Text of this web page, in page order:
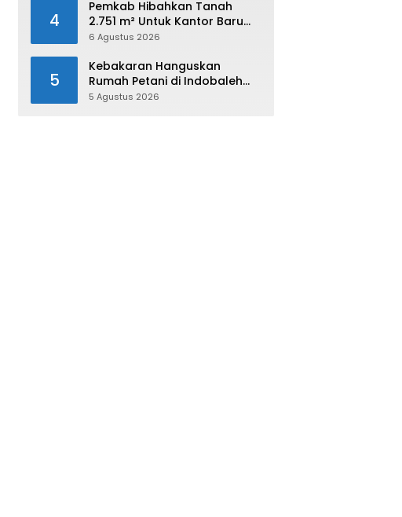
4
Pemkab Hibahkan Tanah
2.751 m² Untuk Kantor Baru
Kejaksaan Negeri Limapuluh
6 Agustus 2026
5
Kebakaran Hanguskan
Rumah Petani di Indobaleh
Timur
5 Agustus 2026